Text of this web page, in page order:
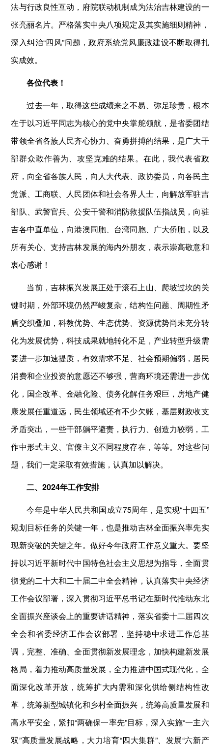
法与行政良性互动，府院联动机制成为法治吉林建设的一
张亮丽名片。严格落实中央八项规定及其实施细则精神，
深入纠治“四风”问题，政府系统党风廉政建设不断取得扎
实成效。
各位代表！
过去一年，取得这些成绩来之不易、弥足珍贵，根本
在于以习近平同志为核心的党中央掌舵领航，是省委团结
带领全省各族人民齐心协力、奋勇拼搏的结果，是广大干
部群众敢作善为、攻坚克难的结果。在此，我代表省政
府，向全省各族人民，向人大代表、政协委员，向各民主
党派、工商联、人民团体和社会各界人士，向解放军驻吉
部队、武警官兵、公安干警和消防救援队伍指战员，向驻
吉各中直单位，向港澳同胞、台湾同胞、广大侨胞，以及
所有关心、支持吉林发展的海内外朋友，表示崇高敬意和
衷心感谢！
当前，吉林振兴发展正处于滚石上山、爬坡过坎的关
键时期，外部环境仍然严峻复杂，结构性问题、周期性矛
盾交织叠加，科教优势、生态优势、资源优势尚未充分转
化为发展优势，科技成果就地转化不足，产业转型升级需
要进一步加速提质，有效需求不足、社会预期偏弱，居民
消费和企业投资的意愿还不够强，营商环境还需进一步优
化，国企改革、金融化险、债务化解任务艰巨，房地产健
康发展任重道远，民生领域还有不少欠账，基层财政收支
矛盾突出，一些干部躺平避责，执行力、创造力较弱，工
作中形式主义、官僚主义不同程度存在，等等。对这些问
题，我们一定采取有效措施，认真加以解决。
二、2024年工作安排
今年是中华人民共和国成立75周年，是实现“十四五”
规划目标任务的关键一年，也是推动吉林全面振兴率先实
现新突破的关键之年。做好今年政府工作意义重大。要坚
持以习近平新时代中国特色社会主义思想为指导，全面贯
彻党的二十大和二十届二中全会精神，认真落实中央经济
工作会议部署，深入贯彻习近平总书记在新时代推动东北
全面振兴座谈会上的重要讲话精神，落实省委十二届四次
全会和省委经济工作会议部署，坚持稳中求进工作总基
调，完整、准确、全面贯彻新发展理念，加快构建新发展
格局，着力推动高质量发展，全力推进中国式现代化，全
面深化改革开放，统筹扩大内需和深化供给侧结构性改
革，统筹新型城镇化和乡村全面振兴，统筹高质量发展和
高水平安全，紧扣“两确保一率先”目标，深入实施“一主六
双”高质量发展战略，大力培育“四大集群”、发展“六新产